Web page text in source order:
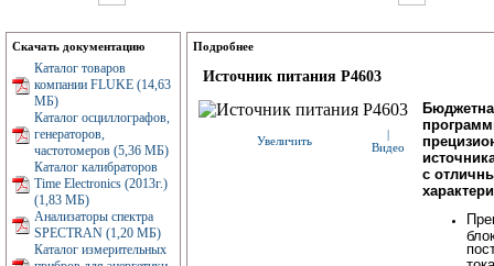
Скачать документацию
Каталог товаров
компании FLUKE (14,63
МБ)
Каталог осциллографов,
генераторов,
частотомеров (5,36 МБ)
Каталог калибраторов
Time Electronics (2013г.)
(1,83 МБ)
Анализаторы спектра
SPECTRAN (1,20 МБ)
Каталог измерительных
Подробнее
Источник питания P4603
Увеличить
|
Видео
с